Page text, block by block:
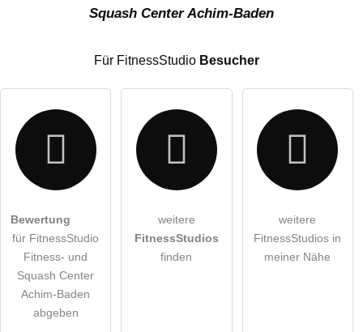
DieDatenschutzerklärunghabe ich zur Kenntnis genommen.
öffentliche Frage stellen
Hinweis:Bitte beachten Sie, öffentliche Fragen sind
Squash Center Achim-Baden
Für FitnessStudio Besucher
Bewertung
für FitnessStudio
Fitness- und
Squash Center
Achim-Baden
abgeben
weitere
FitnessStudios
finden
weitere
FitnessStudios in
meiner Nähe